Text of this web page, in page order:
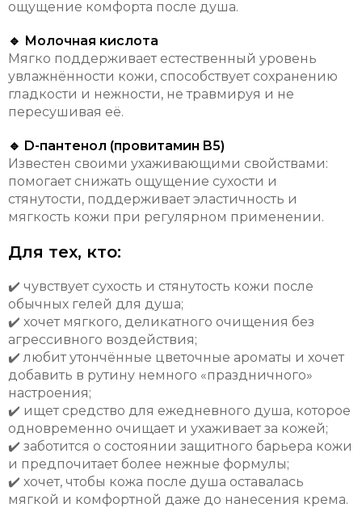
ощущение комфорта после душа.
🔹 Молочная кислота
Мягко поддерживает естественный уровень
увлажнённости кожи, способствует сохранению
гладкости и нежности, не травмируя и не
пересушивая её.
🔹 D-пантенол (провитамин B5)
Известен своими ухаживающими свойствами:
помогает снижать ощущение сухости и
стянутости, поддерживает эластичность и
мягкость кожи при регулярном применении.
Для тех, кто:
✔️ чувствует сухость и стянутость кожи после
обычных гелей для душа;
✔️ хочет мягкого, деликатного очищения без
агрессивного воздействия;
✔️ любит утончённые цветочные ароматы и хочет
добавить в рутину немного «праздничного»
настроения;
✔️ ищет средство для ежедневного душа, которое
одновременно очищает и ухаживает за кожей;
✔️ заботится о состоянии защитного барьера кожи
и предпочитает более нежные формулы;
✔️ хочет, чтобы кожа после душа оставалась
мягкой и комфортной даже до нанесения крема.